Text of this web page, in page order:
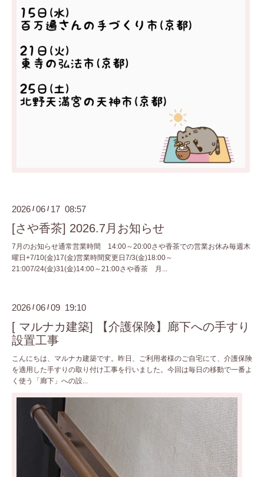
2026 /06 / 17 08:57
[さや香茶] 2026.7月お知らせ
7月のお知らせ通常営業時間 14:00～20:00さや香茶での営業お休み毎週木
曜日+7/10(金)17(金)営業時間変更日7/3(金)18:00～
21:007/24(金)31(金)14:00～21:00さや香茶 月...
2026 /06 /09 19:10
[ マルナカ建築] 【介護保険】廊下への手すり
設置工事
こんにちは、マルナカ建築です。昨日、ご利用者様のご自宅にて、介護保険
を適用した手すりの取り付け工事を行いました。今回は毎日の移動で一番よ
く使う「廊下」への設...